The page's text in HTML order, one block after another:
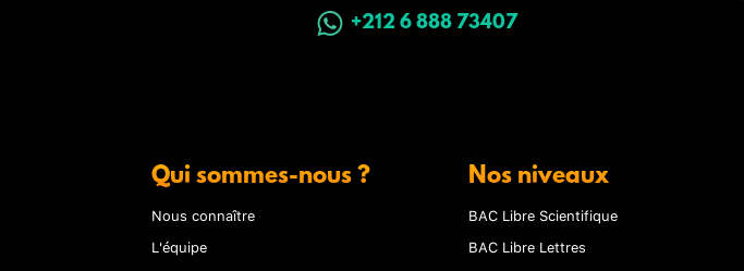
+212 6 888 73407
Qui sommes-nous ?
Nous connaître
L'équipe
Nos niveaux
BAC Libre Scientifique
BAC Libre Lettres